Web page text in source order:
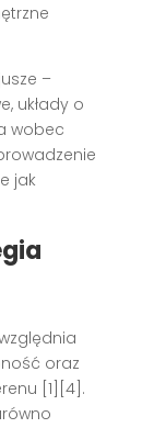
–
układy o
wobec
jak
oraz
[1][4].